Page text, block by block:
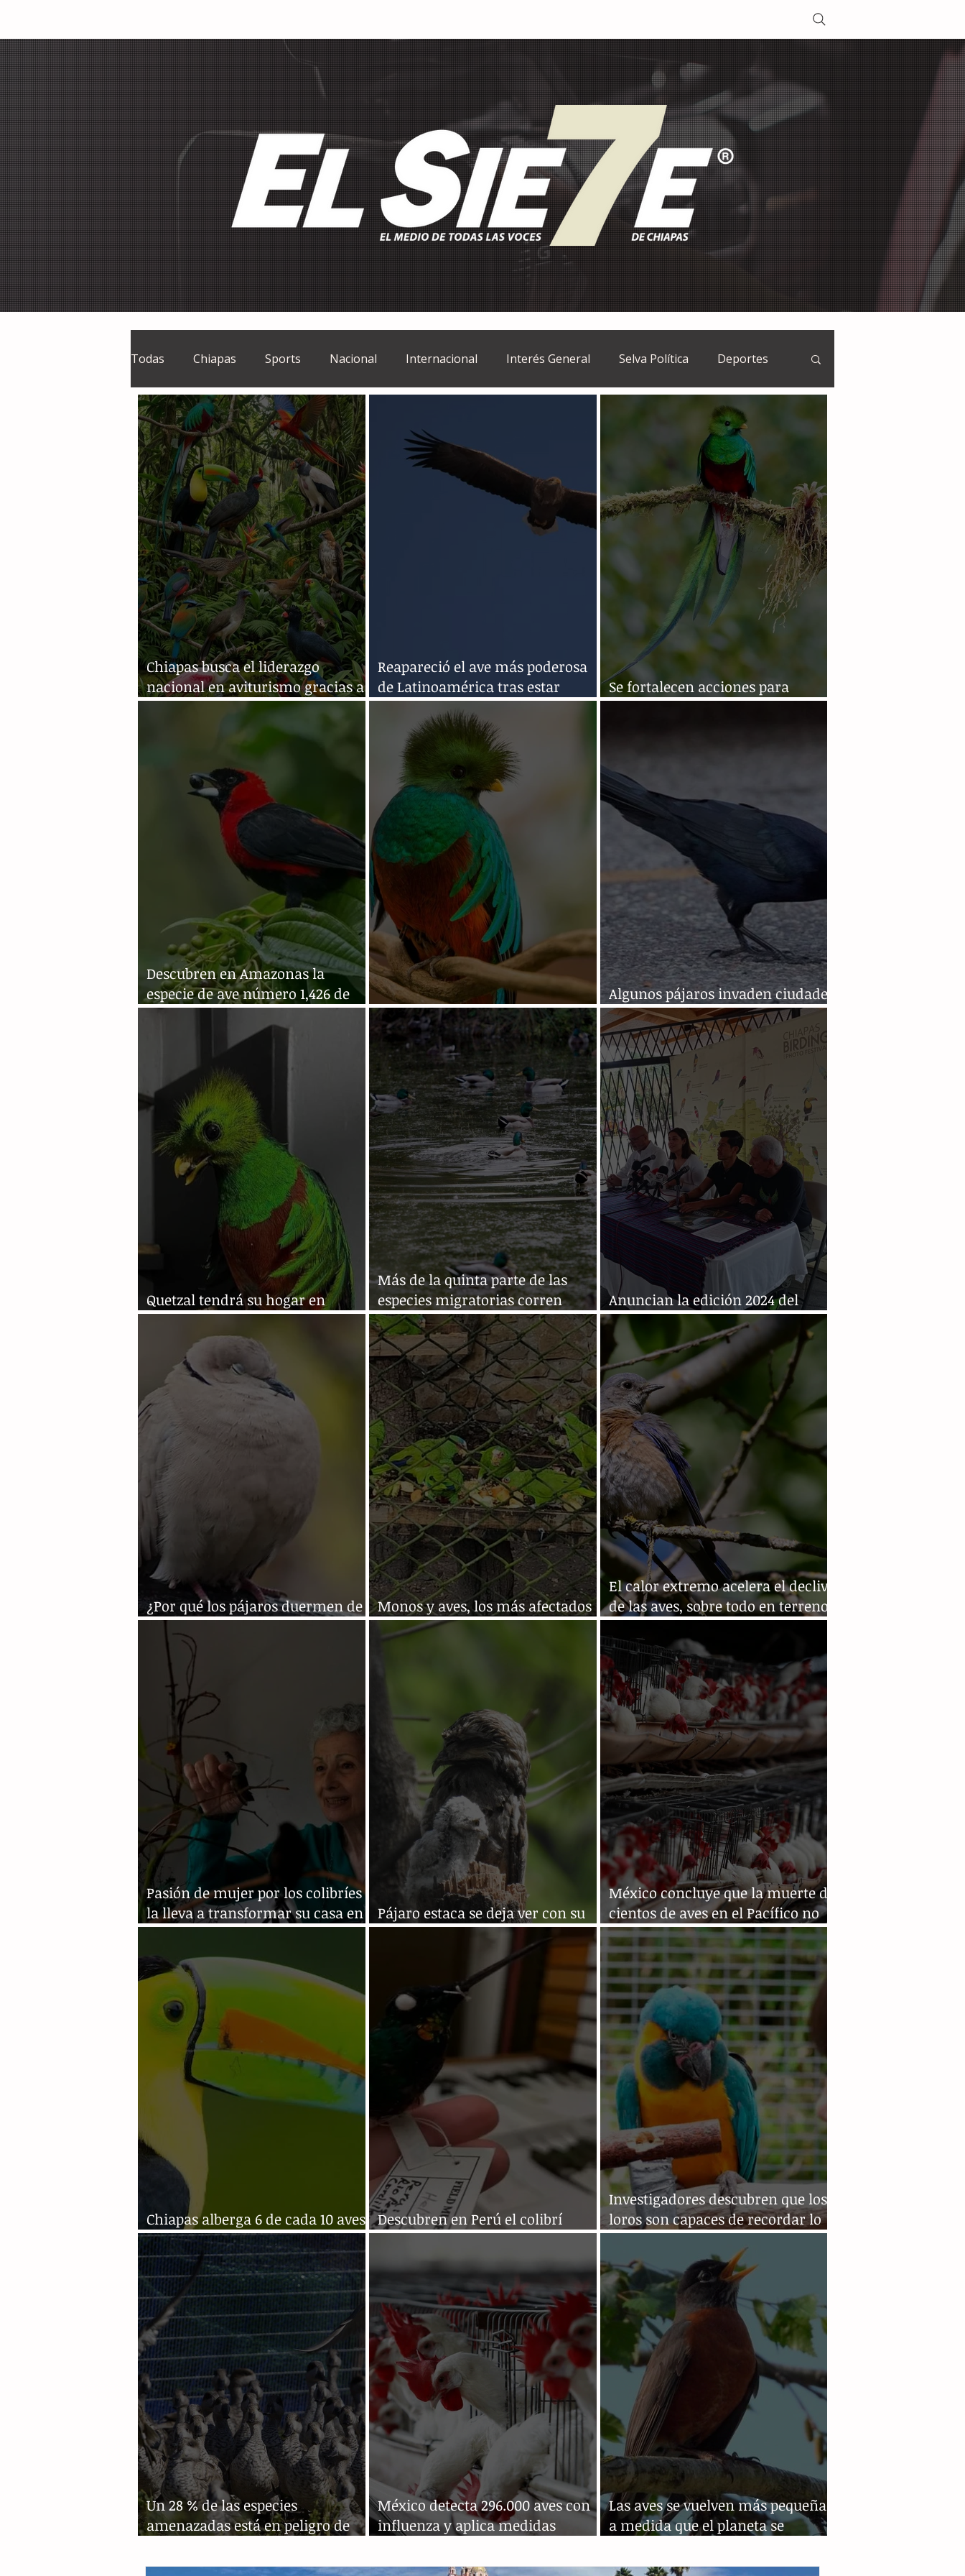
Todas Chiapas Sports Nacional Internacional Interés General Selva Política Deportes
El Sie7e Temas Centrales Estilo de vida
Grupo Financiero Continental
Chiapas busca el liderazgo
nacional en aviturismo gracias a
su gran biodiversidad
Reapareció el ave más poderosa
de Latinoamérica tras estar
décadas extintas
Se fortalecen acciones para
proteger al quetzal en Chiapas
Descubren en Amazonas la
especie de ave número 1,426 de
Venezuela
Chiapas, tierra de quetzales
Algunos pájaros invaden ciudades
evitando riesgos
Quetzal tendrá su hogar en
Chiapas
Más de la quinta parte de las
especies migratorias corren
peligro de extinción: ONU
Anuncian la edición 2024 del
Chiapas Birding Photo Festival
¿Por qué los pájaros duermen de
pie?
Monos y aves, los más afectados
por temporada invernal
El calor extremo acelera el declive
de las aves, sobre todo en terrenos
agrícolas
Pasión de mujer por los colibríes
la lleva a transformar su casa en
hospital para salvarlos
Pájaro estaca se deja ver con su
cría
México concluye que la muerte de
cientos de aves en el Pacífico no
fue por gripe aviar
Chiapas alberga 6 de cada 10 aves
en México
Descubren en Perú el colibrí
garganta dorada
Investigadores descubren que los
loros son capaces de recordar lo
que hacen
Un 28 % de las especies
amenazadas está en peligro de
México detecta 296.000 aves con
influenza y aplica medidas
Las aves se vuelven más pequeñas
a medida que el planeta se